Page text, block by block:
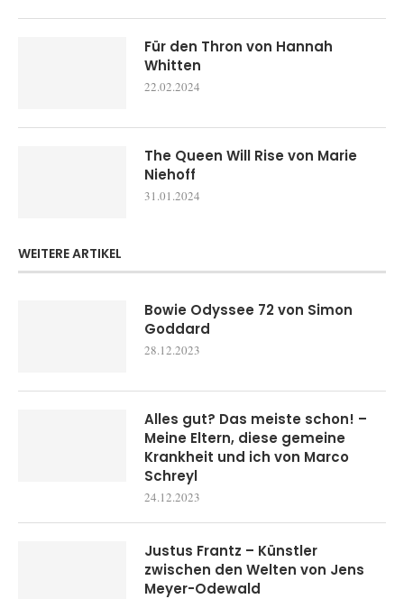
Für den Thron von Hannah
Whitten
22.02.2024
The Queen Will Rise von Marie
Niehoff
31.01.2024
WEITERE ARTIKEL
Bowie Odyssee 72 von Simon
Goddard
28.12.2023
Alles gut? Das meiste schon! –
Meine Eltern, diese gemeine
Krankheit und ich von Marco
Schreyl
24.12.2023
Justus Frantz – Künstler
zwischen den Welten von Jens
Meyer-Odewald